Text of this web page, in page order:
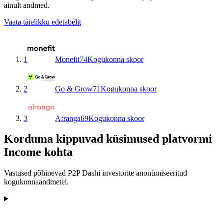
ainult andmed.
Vaata täielikku edetabelit
1 Monefit74Kogukonna skoor
2 Go & Grow71Kogukonna skoor
3 Afranga69Kogukonna skoor
Korduma kippuvad küsimused platvormi
Income kohta
Vastused põhinevad P2P Dashi investorite anonümiseeritud
kogukonnaandmetel.